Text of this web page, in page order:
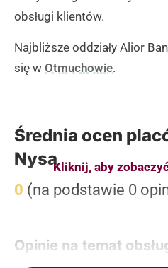
obsługi klientów.
Najbliższe oddziały Alior
się w Otmuchowie.
Średnia ocen
Nysa
0 (na podstawie 0
Opinie na temat
Kliknij, aby